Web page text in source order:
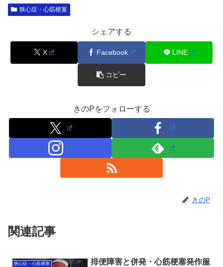
狭心症・心筋梗塞
シェアする
X Facebook LINE
コピー
きのPをフォローする
きのP
関連記事
狭心症・心筋梗塞
排便障害と併発・心筋梗塞発作服